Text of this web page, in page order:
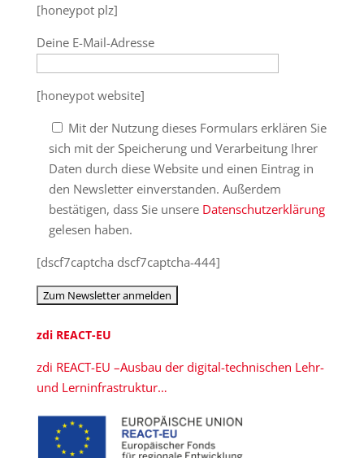
[honeypot plz]
Deine E-Mail-Adresse
[honeypot website]
Mit der Nutzung dieses Formulars erklären Sie
sich mit der Speicherung und Verarbeitung Ihrer
Daten durch diese Website und einen Eintrag in
den Newsletter einverstanden. Außerdem
bestätigen, dass Sie unsere Datenschutzerklärung
gelesen haben.
[dscf7captcha dscf7captcha-444]
zdi REACT-EU
zdi REACT-EU –Ausbau der digital-technischen Lehr-
und Lerninfrastruktur…